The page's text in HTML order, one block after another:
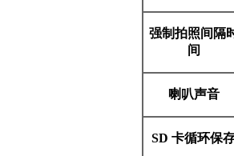
强制拍照间隔
间
喇叭声音
SD卡循环保